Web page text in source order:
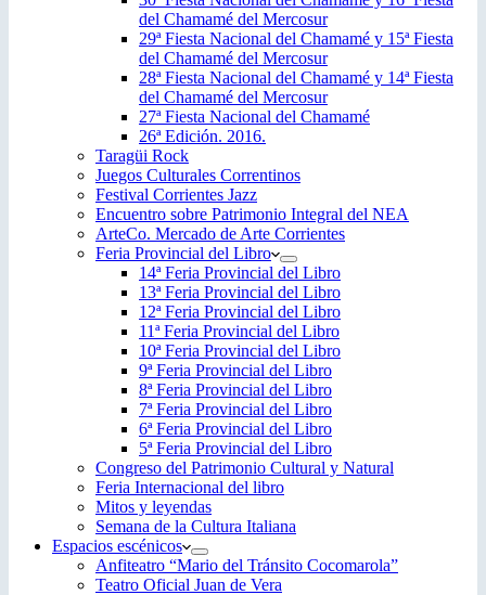
del Chamamé del Mercosur
29ª Fiesta Nacional del Chamamé y 15ª Fiesta
del Chamamé del Mercosur
28ª Fiesta Nacional del Chamamé y 14ª Fiesta
del Chamamé del Mercosur
27ª Fiesta Nacional del Chamamé
26ª Edición. 2016.
Taragüi Rock
Juegos Culturales Correntinos
Festival Corrientes Jazz
Encuentro sobre Patrimonio Integral del NEA
ArteCo. Mercado de Arte Corrientes
Feria Provincial del Libro
14ª Feria Provincial del Libro
13ª Feria Provincial del Libro
12ª Feria Provincial del Libro
11ª Feria Provincial del Libro
10ª Feria Provincial del Libro
9ª Feria Provincial del Libro
8ª Feria Provincial del Libro
7ª Feria Provincial del Libro
6ª Feria Provincial del Libro
5ª Feria Provincial del Libro
Congreso del Patrimonio Cultural y Natural
Feria Internacional del libro
Mitos y leyendas
Semana de la Cultura Italiana
Espacios escénicos
Anfiteatro “Mario del Tránsito Cocomarola”
Teatro Oficial Juan de Vera